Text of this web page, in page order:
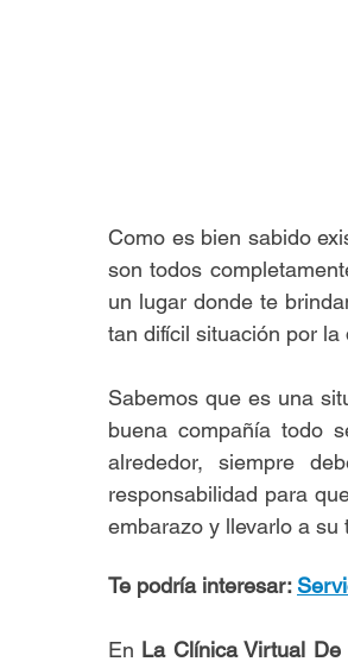
Como es bien sabido
son todos
un lugar donde te
tan difícil situación por
Sabemos que es una
buena compañía todo
alrededor, siempre
responsabilidad para
embarazo y llevarlo a su
Te podría interesar:
En La Clínica Virtual